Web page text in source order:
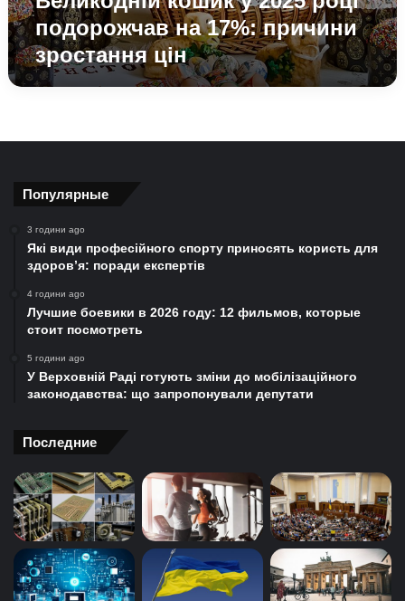
цін
подорожчав на 17%: причини
зростання цін
Популярные
3 години ago
Які види професійного спорту приносять користь для
здоров’я: поради експертів
4 години ago
Лучшие боевики в 2026 году: 12 фильмов, которые
стоит посмотреть
5 години ago
У Верховній Раді готують зміни до мобілізаційного
законодавства: що запропонували депутати
Последние